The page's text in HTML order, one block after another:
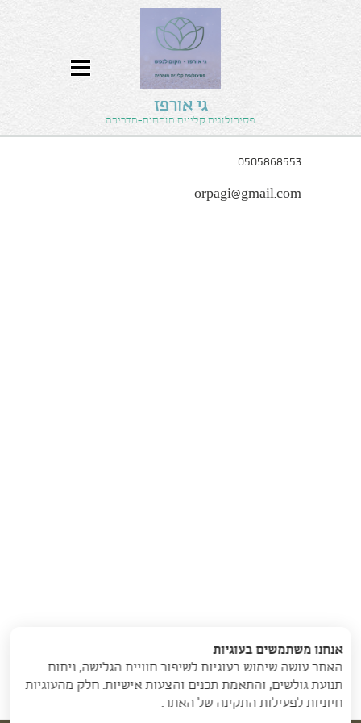
גי אורפז
פסיכולוגית קלינית מומחית-מדריכה
0505868553
orpagi@gmail.com
אנחנו משתמשים בעוגיות
האתר עושה שימוש בעוגיות לשיפור חוויית הגלישה, ניתוח
תנועת גולשים, והתאמת תכנים והצעות אישיות. חלק מהעוגיות
חיוניות לפעילות התקינה של האתר.